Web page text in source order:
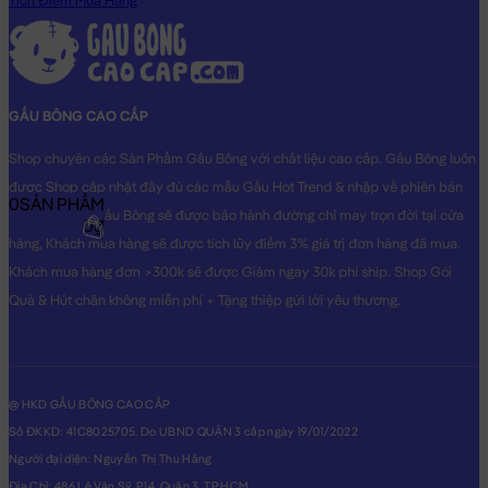
GẤU BÔNG CAO CẤP
Shop chuyên các Sản Phẩm Gấu Bông với chất liệu cao cấp. Gấu Bông luôn
được Shop cập nhật đầy đủ các mẫu Gấu Hot Trend & nhập về phiên bản
Original nhất. Gấu Bông sẽ được bảo hành đường chỉ may trọn đời tại cửa
hàng, Khách mua hàng sẽ được tích lũy điểm 3% giá trị đơn hàng đã mua.
Khách mua hàng đơn >300k sẽ được Giảm ngay 30k phí ship. Shop Gói
Quà & Hút chân không miễn phí + Tặng thiệp gửi lời yêu thương.
@ HKD GẤU BÔNG CAO CẤP
Số ĐKKD: 41C8025705. Do UBND QUẬN 3 cấp ngày 19/01/2022
Người đại diện: Nguyễn Thị Thu Hằng
0SẢN PHẨM
0₫